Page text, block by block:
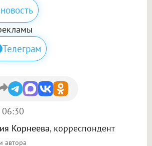
Телеграм
Корнеева, корреспондент
автора